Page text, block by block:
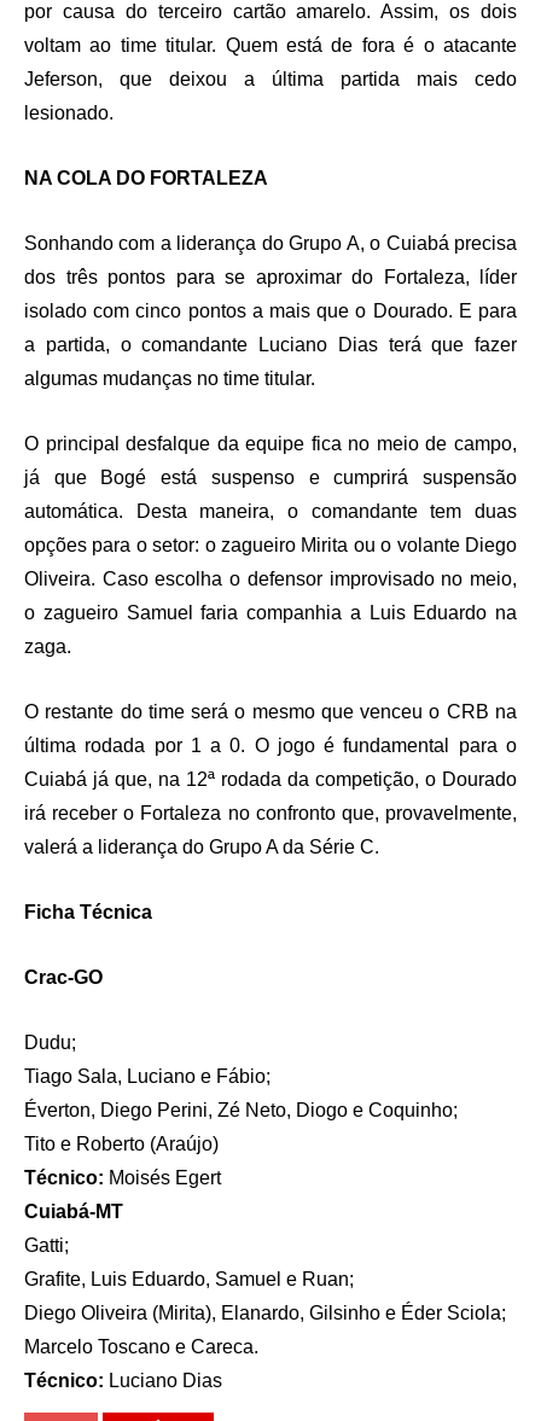
por causa do terceiro cartão amarelo. Assim, os dois
voltam ao time titular. Quem está de fora é o atacante
Jeferson, que deixou a última partida mais cedo
lesionado.
NA COLA DO FORTALEZA
Sonhando com a liderança do Grupo A, o Cuiabá precisa
dos três pontos para se aproximar do Fortaleza, líder
isolado com cinco pontos a mais que o Dourado. E para
a partida, o comandante Luciano Dias terá que fazer
algumas mudanças no time titular.
O principal desfalque da equipe fica no meio de campo,
já que Bogé está suspenso e cumprirá suspensão
automática. Desta maneira, o comandante tem duas
opções para o setor: o zagueiro Mirita ou o volante Diego
Oliveira. Caso escolha o defensor improvisado no meio,
o zagueiro Samuel faria companhia a Luis Eduardo na
zaga.
O restante do time será o mesmo que venceu o CRB na
última rodada por 1 a 0. O jogo é fundamental para o
Cuiabá já que, na 12ª rodada da competição, o Dourado
irá receber o Fortaleza no confronto que, provavelmente,
valerá a liderança do Grupo A da Série C.
Ficha Técnica
Crac-GO
Dudu;
Tiago Sala, Luciano e Fábio;
Éverton, Diego Perini, Zé Neto, Diogo e Coquinho;
Tito e Roberto (Araújo)
Técnico: Moisés Egert
Cuiabá-MT
Gatti;
Grafite, Luis Eduardo, Samuel e Ruan;
Diego Oliveira (Mirita), Elanardo, Gilsinho e Éder Sciola;
Marcelo Toscano e Careca.
Técnico: Luciano Dias